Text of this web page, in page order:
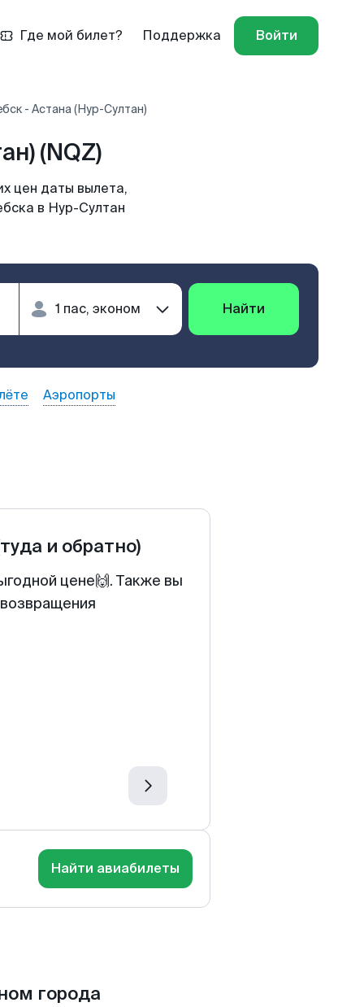
Где мой билет? Поддержка Войти
- Астана (Нур-Султан)
(NQZ)
цен даты вылета,
в Нур-Султан
Найти
Аэропорты
и обратно)
цене🙌. Также вы
Найти авиабилеты
города